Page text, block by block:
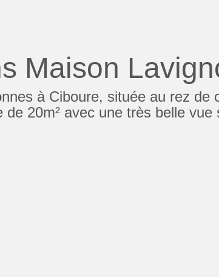
Maison
à Ciboure, située au rez de
20m² avec une très belle